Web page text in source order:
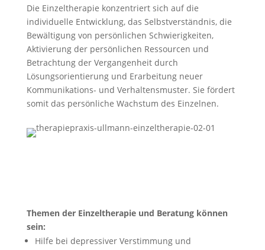
Die Einzeltherapie konzentriert sich auf die
individuelle Entwicklung, das Selbstverständnis, die
Bewältigung von persönlichen Schwierigkeiten,
Aktivierung der persönlichen Ressourcen und
Betrachtung der Vergangenheit durch
Lösungsorientierung und Erarbeitung neuer
Kommunikations- und Verhaltensmuster. Sie fördert
somit das persönliche Wachstum des Einzelnen.
Themen der Einzeltherapie und Beratung können
sein:
Hilfe bei depressiver Verstimmung und